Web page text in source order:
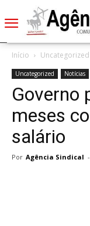
Início Uncategorized
Uncategorized Notícias
Governo
meses
salário
Por Agência Sindical -